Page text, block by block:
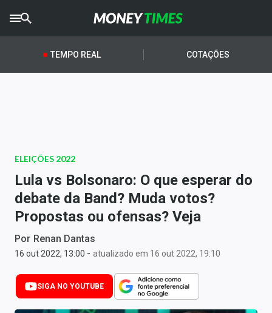
CRYPTOTIMES
AGROTIMES
Newsletters
Money Trader
Anuncie
Últimas Notícias
Newsletters
Cotações
TEMPO REAL COTAÇÕES
ELEIÇÕES 2022
Lula vs Bolsonaro: O que esperar do
debate da Band? Muda votos?
Propostas ou ofensas? Veja
Por Renan Dantas
16 out 2022, 13:00 - atualizado em 16 out 2022, 19:10
SIGA NO YOUTUBE